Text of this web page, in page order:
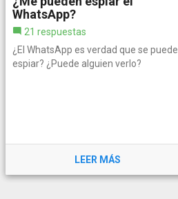
LEER MÁS
WhatsApp?
21 respuestas
¿El WhatsApp es verdad que se puede
espiar? ¿Puede alguien verlo?